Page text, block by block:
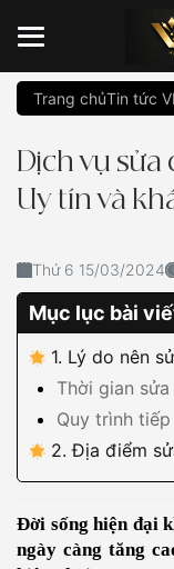
Đồng hồ casio đồng
Trang chủTin tức
Dịch vụ sửa
Uy tín và
Thứ 6 15/03/2024
Mục lục bài
1. Lý do nên
Thời gian
Quy trình
2. Địa điểm
Đời sống hiện đại
ngày càng tăng